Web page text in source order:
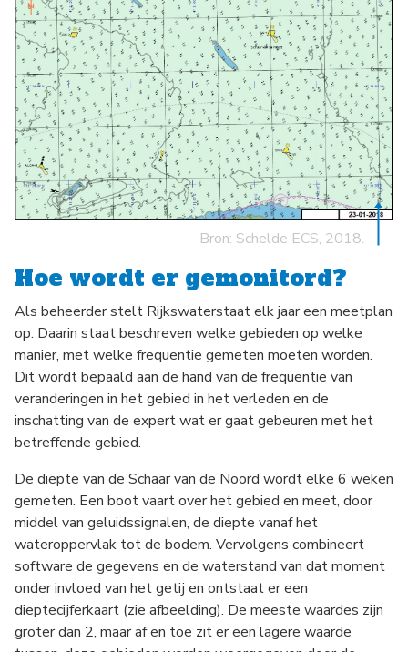
Bron: Schelde ECS, 2018.
Hoe wordt er gemonitord?
Als beheerder stelt Rijkswaterstaat elk jaar een meetplan
op. Daarin staat beschreven welke gebieden op welke
manier, met welke frequentie gemeten moeten worden.
Dit wordt bepaald aan de hand van de frequentie van
veranderingen in het gebied in het verleden en de
inschatting van de expert wat er gaat gebeuren met het
betreffende gebied.
De diepte van de Schaar van de Noord wordt elke 6 weken
gemeten. Een boot vaart over het gebied en meet, door
middel van geluidssignalen, de diepte vanaf het
wateroppervlak tot de bodem. Vervolgens combineert
software de gegevens en de waterstand van dat moment
onder invloed van het getij en ontstaat er een
dieptecijferkaart (zie afbeelding). De meeste waardes zijn
groter dan 2, maar af en toe zit er een lagere waarde